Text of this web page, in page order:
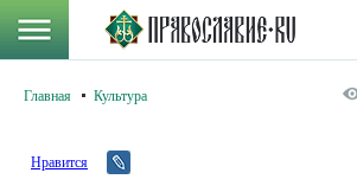
Главная Культура
Нравится